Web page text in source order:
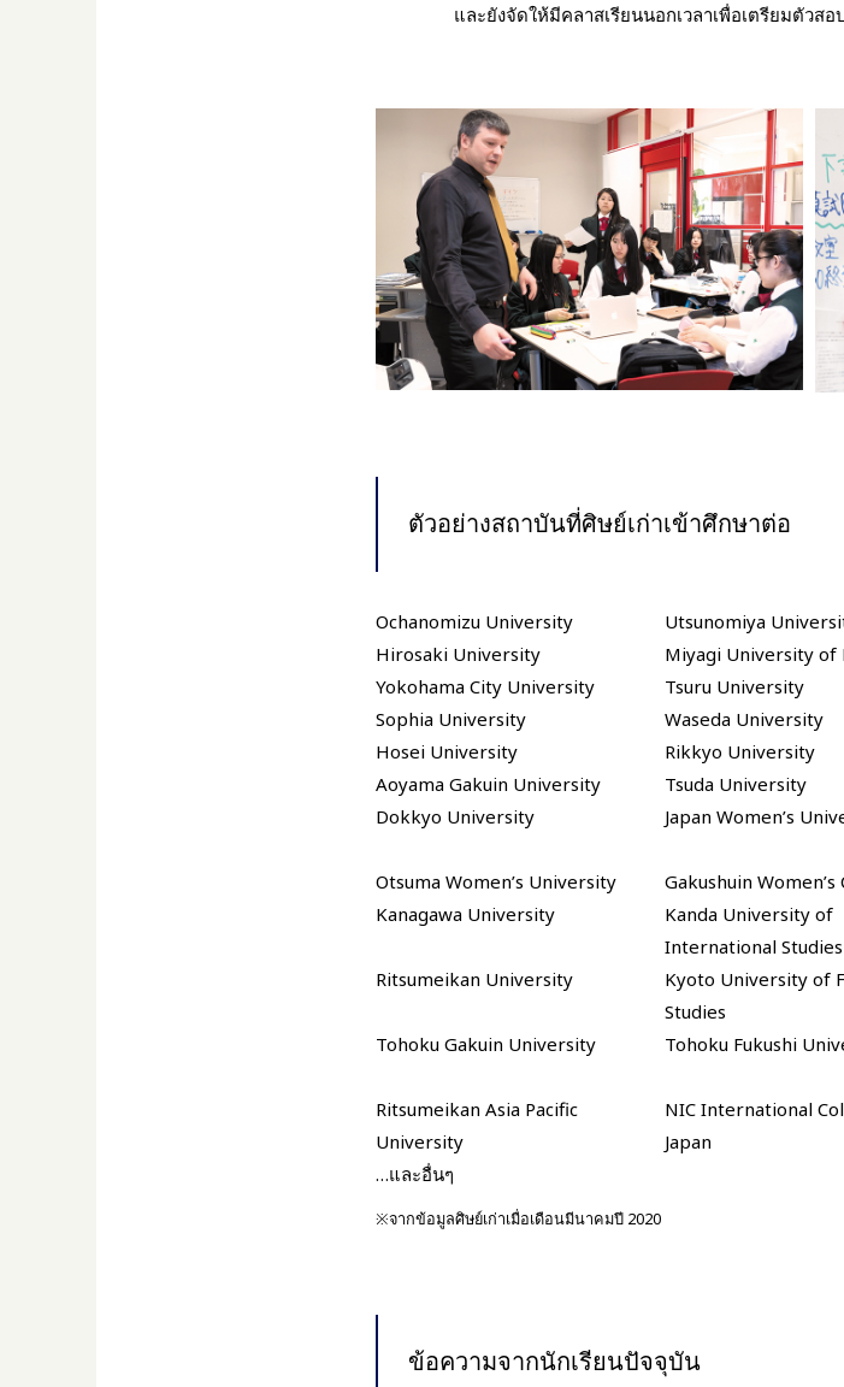
และยังจัดให้มีคลาสเรียนนอกเวลาเพื่อเตรียมตัวส
ตัวอย่างสถาบันที่ศิษย์เก่าเข้าศึกษาต่อ
Ochanomizu University Utsunomiya
Hirosaki University
Miyagi University of
Yokohama City University
Tsuru University
Sophia University
Waseda University
Hosei University
Rikkyo University
Aoyama Gakuin University
Tsuda University
Dokkyo University
Japan Women’s
Otsuma Women’s University
Gakushuin Women’s
Kanagawa University
Kanda University of
International Studies
Ritsumeikan University
Kyoto University of
Studies
Tohoku Gakuin University
Tohoku Fukushi
Ritsumeikan Asia Pacific
University
NIC International
Japan
…และอื่นๆ
※จากข้อมูลศิษย์เก่าเมื่อเดือนมีนาคมปี 2020
ข้อความจากนักเรียนปัจจุบัน